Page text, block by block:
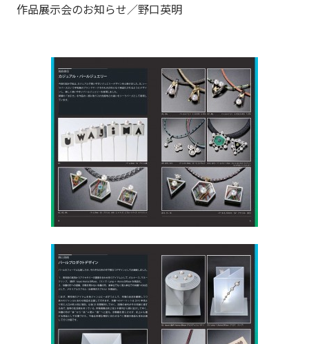
作品展示会のお知らせ／野口英明